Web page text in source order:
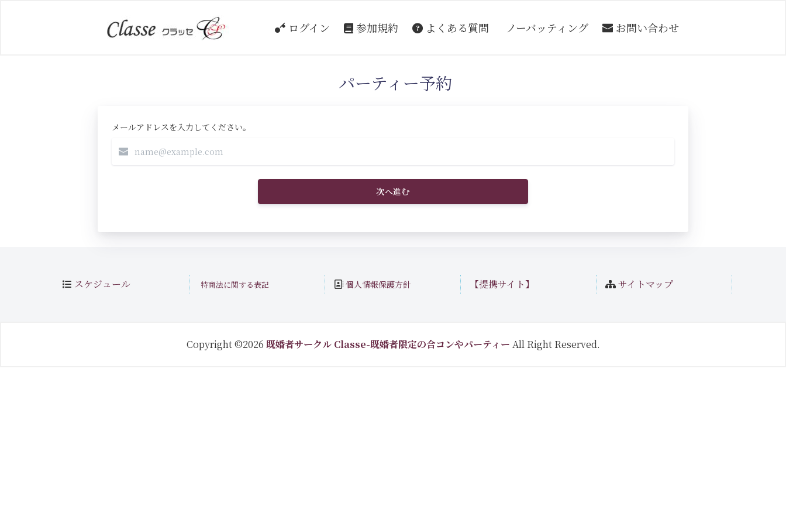
ログイン 参加規約 よくある質問 ノーバッティング お問い合わせ
パーティー予約
メールアドレスを入力してください。
次へ進む
スケジュール 特商法に関する表記 個人情報保護方針 【提携サイト】 サイトマップ
Copyright ©2026 既婚者サークル Classe-既婚者限定の合コンやパーティー All Right Reserved.